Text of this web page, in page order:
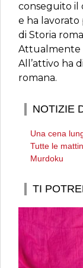
conseguito il
e ha lavorato
di Storia
Attualmente
All’attivo ha
romana.
NOTIZIE
Una cena
Tutte le
Murdoku
TI